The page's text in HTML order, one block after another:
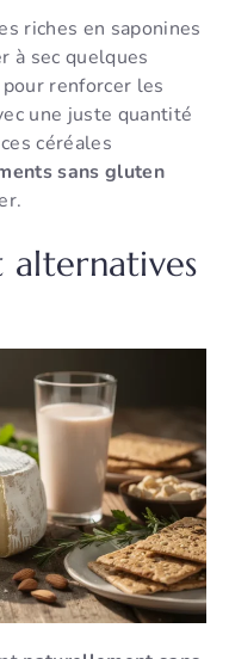
riches en saponines
à sec quelques
renforcer les
une juste quantité
céréales
sans gluten
alternatives